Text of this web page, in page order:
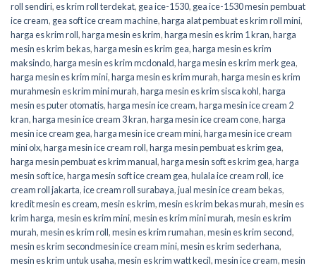
roll sendiri,es krim roll terdekat, gea ice-1530, gea ice-1530 mesin pembuat
ice cream, gea soft ice cream machine,harga alat pembuat es krim roll mini,
harga es krim roll,harga mesin es krim,harga mesin es krim 1 kran,harga
mesin es krim bekas,harga mesin es krim gea,harga mesin es krim
maksindo,harga mesin es krim mcdonald,harga mesin es krim merk gea,
harga mesin es krim mini,harga mesin es krim murah,harga mesin es krim
murahmesin es krim mini murah,harga mesin es krim sisca kohl,harga
mesin es puter otomatis,harga mesin ice cream,harga mesin ice cream 2
kran,harga mesin ice cream 3 kran,harga mesin ice cream cone,harga
mesin ice cream gea,harga mesin ice cream mini,harga mesin ice cream
mini olx,harga mesin ice cream roll,harga mesin pembuat es krim gea,
harga mesin pembuat es krim manual,harga mesin soft es krim gea,harga
mesin soft ice,harga mesin soft ice cream gea,hulala ice cream roll,ice
cream roll jakarta,ice cream roll surabaya,jual mesin ice cream bekas,
kredit mesin es cream,mesin es krim,mesin es krim bekas murah,mesin es
krim harga,mesin es krim mini,mesin es krim mini murah,mesin es krim
murah,mesin es krim roll,mesin es krim rumahan,mesin es krim second,
mesin es krim secondmesin ice cream mini,mesin es krim sederhana,
mesin es krim untuk usaha,mesin es krim watt kecil,mesin ice cream,mesin